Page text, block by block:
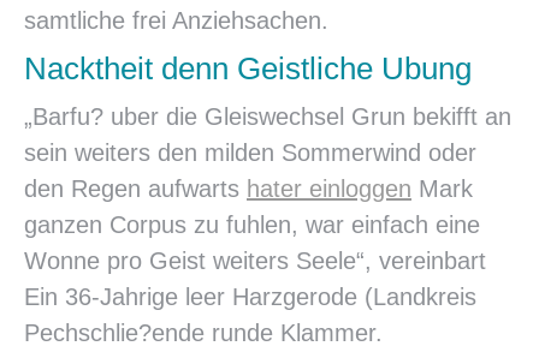
samtliche frei Anziehsachen.
Nacktheit denn Geistliche Ubung
„Barfu? uber die Gleiswechsel Grun bekifft an
sein weiters den milden Sommerwind oder
den Regen aufwarts hater einloggen Mark
ganzen Corpus zu fuhlen, war einfach eine
Wonne pro Geist weiters Seele“, vereinbart
Ein 36-Jahrige leer Harzgerode (Landkreis
Pechschlie?ende runde Klammer.